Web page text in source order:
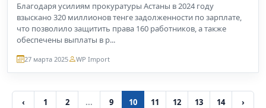
Благодаря усилиям прокуратуры Астаны в 2024 году
взыскано 320 миллионов тенге задолженности по зарплате,
что позволило защитить права 160 работников, а также
обеспечены выплаты в р...
27 марта 2025 WP Import
‹ 1 2 ... 9 10 11 12 13 14 ›